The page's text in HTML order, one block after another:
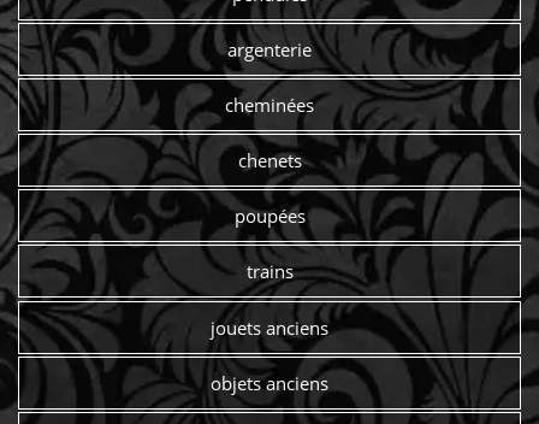
argenterie
cheminées
chenets
poupées
trains
jouets anciens
objets anciens